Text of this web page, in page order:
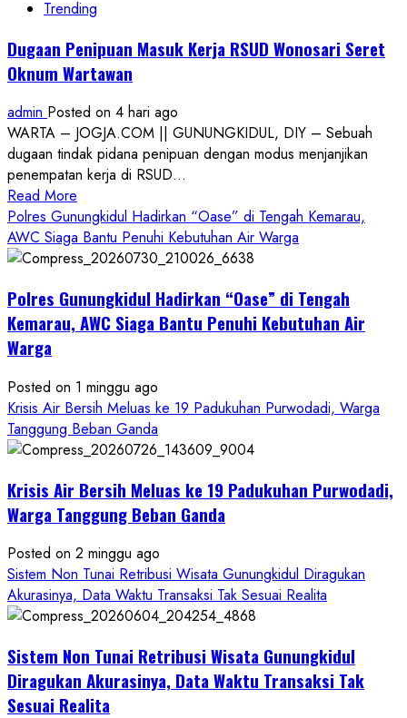
Trending
Dugaan Penipuan Masuk Kerja RSUD Wonosari Seret
Oknum Wartawan
admin Posted on 4 hari ago
WARTA – JOGJA.COM || GUNUNGKIDUL, DIY – Sebuah
dugaan tindak pidana penipuan dengan modus menjanjikan
penempatan kerja di RSUD...
Read More
more
about
Dugaan
Masuk
Kerja
Seret
Oknum
Wartawan
Polres Gunungkidul Hadirkan “Oase” di Tengah Kemarau,
AWC Siaga Bantu Penuhi Kebutuhan Air Warga
Polres Gunungkidul Hadirkan “Oase” di Tengah
Kemarau, AWC Siaga Bantu Penuhi Kebutuhan Air
Warga
Posted on 1 minggu ago
Krisis Air Bersih Meluas ke 19 Padukuhan Purwodadi, Warga
Tanggung Beban Ganda
Krisis Air Bersih Meluas ke 19 Padukuhan Purwodadi,
Warga Tanggung Beban Ganda
Posted on 2 minggu ago
Sistem Non Tunai Retribusi Wisata Gunungkidul Diragukan
Akurasinya, Data Waktu Transaksi Tak Sesuai Realita
Sistem Non Tunai Retribusi Wisata Gunungkidul
Diragukan Akurasinya, Data Waktu Transaksi Tak
Sesuai Realita